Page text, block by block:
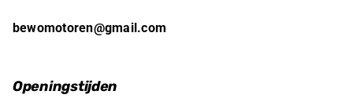
bewomotoren@gmail.com
Openingstijden